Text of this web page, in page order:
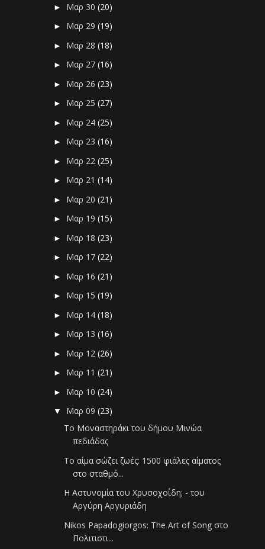
► Μαρ 30(20)
► Μαρ 29(19)
► Μαρ 28(18)
► Μαρ 27(16)
► Μαρ 26(23)
► Μαρ 25(27)
► Μαρ 24(25)
► Μαρ 23(16)
► Μαρ 22(25)
► Μαρ 21(14)
► Μαρ 20(21)
► Μαρ 19(15)
► Μαρ 18(23)
► Μαρ 17(22)
► Μαρ 16(21)
► Μαρ 15(19)
► Μαρ 14(18)
► Μαρ 13(16)
► Μαρ 12(26)
► Μαρ 11(21)
► Μαρ 10(24)
▼ Μαρ 09(23)
Το Μοναστηράκι του δήμου Μινώα
πεδιάδας
Το αίμα σώζει ζωές: 1500 φιάλες αίματος
στο σταθμό...
Η Αστυνομία του Χρυσοχοΐδη; - του
Αργύρη Αργυριάδη
Nikos Papadogiorgos: The Art of Song στο
Πολιτιστι...